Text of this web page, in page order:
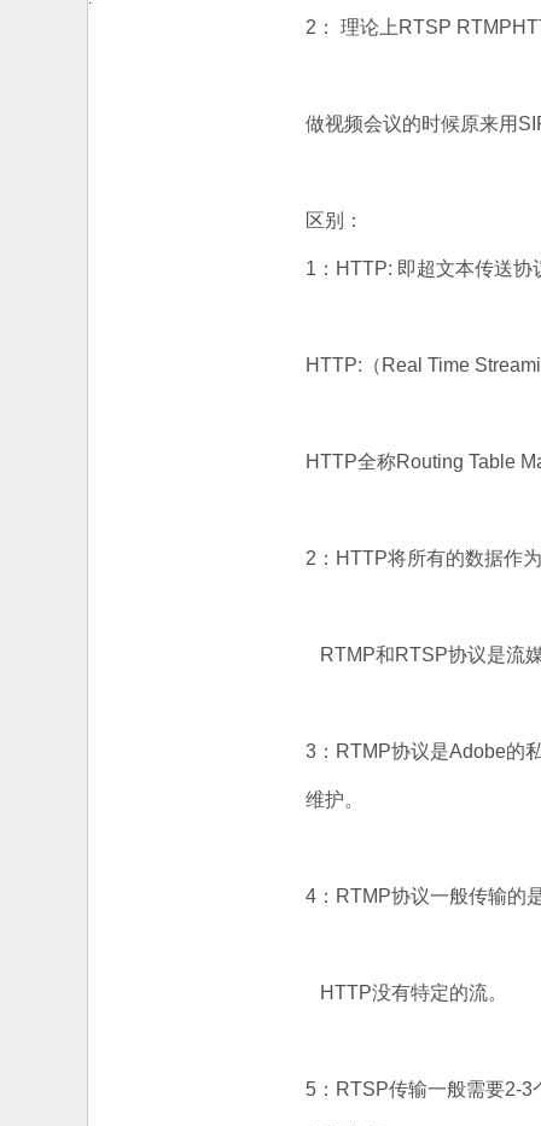
2： 理论上RTSP
做视频会议的时候原来用
区别：
1：HTTP: 即超文本传送协
HTTP:（Real Time
HTTP全称Routing Table
2：HTTP将所有的数据作
RTMP和RTSP协议是流
3：RTMP协议是Adobe的
维护。
4：RTMP协议一般传输的
HTTP没有特定的流。
5：RTSP传输一般需要2-